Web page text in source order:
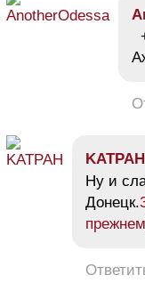
KATPAH
Ну и
Донецк.